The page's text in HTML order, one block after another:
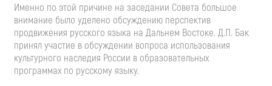
Именно по этой причине на заседании Совета большое
внимание было уделено обсуждению перспектив
продвижения русского языка на Дальнем Востоке. Д.П. Бак
принял участие в обсуждении вопроса использования
культурного наследия России в образовательных
программах по русскому языку.